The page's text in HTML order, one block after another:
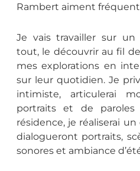
Rambert aiment
Je vais travailler sur un
tout, le découvrir au fil
mes explorations en
sur leur quotidien. Je
intimiste, articulerai
portraits et de paroles
résidence, je réaliserai
dialogueront portraits,
sonores et ambiance